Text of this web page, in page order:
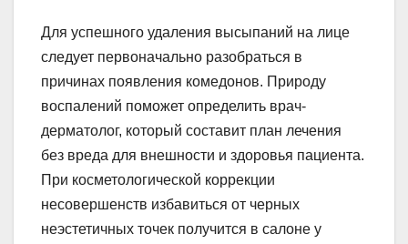
Для успешного удаления высыпаний на лице
следует первоначально разобраться в
причинах появления комедонов. Природу
воспалений поможет определить врач-
дерматолог, который составит план лечения
без вреда для внешности и здоровья пациента.
При косметологической коррекции
несовершенств избавиться от черных
неэстетичных точек получится в салоне у